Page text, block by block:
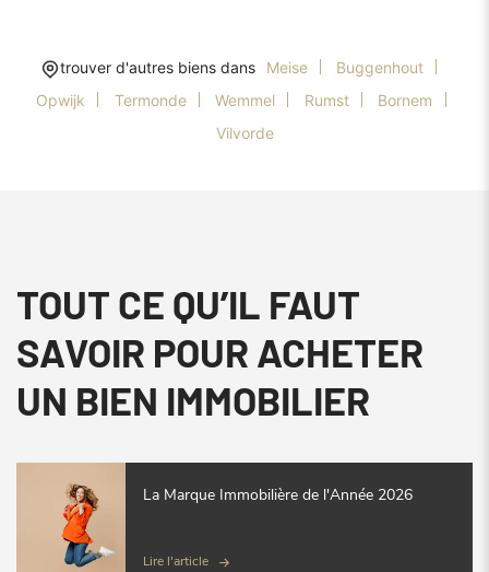
trouver d'autres biens dans Meise
Buggenhout
Opwijk
Termonde Wemmel Rumst
Bornem
Vilvorde
TOUT CE QU’IL FAUT
SAVOIR POUR ACHETER
UN BIEN IMMOBILIER
La Marque Immobilière de l'Année 2026
Lire l'article